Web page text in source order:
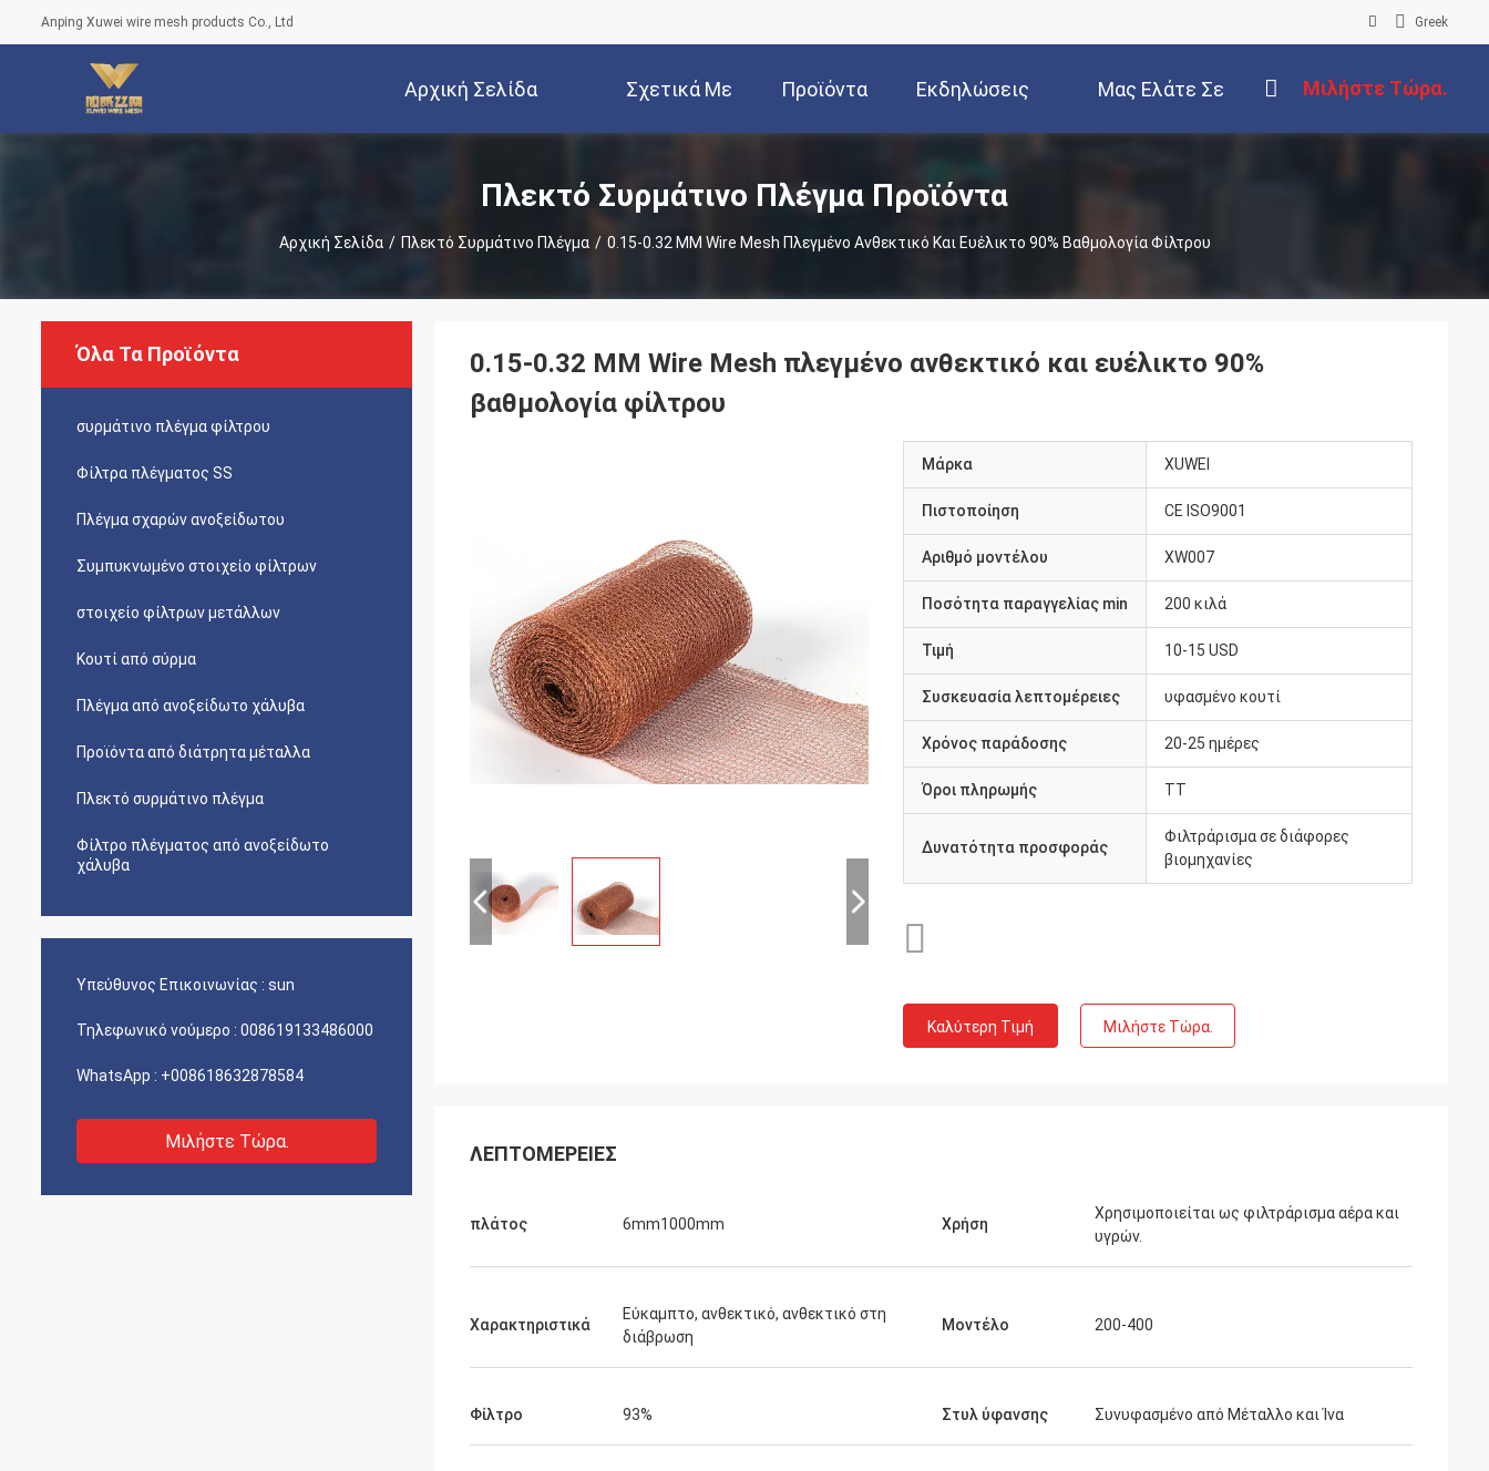
Anping Xuwei wire mesh products Co., Ltd Greek
Αρχική Σελίδα Σχετικά Με Προϊόντα Εκδηλώσεις Μας Ελάτε Σε Μιλήστε Τώρα.
Πλεκτό Συρμάτινο Πλέγμα Προϊόντα
Αρχική Σελίδα / Πλεκτό Συρμάτινο Πλέγμα / 0.15-0.32 MM Wire Mesh Πλεγμένο Ανθεκτικό Και Ευέλικτο 90% Βαθμολογία Φίλτρου
Όλα Τα Προϊόντα
συρμάτινο πλέγμα φίλτρου
Φίλτρα πλέγματος SS
Πλέγμα σχαρών ανοξείδωτου
Συμπυκνωμένο στοιχείο φίλτρων
στοιχείο φίλτρων μετάλλων
Κουτί από σύρμα
Πλέγμα από ανοξείδωτο χάλυβα
Προϊόντα από διάτρητα μέταλλα
Πλεκτό συρμάτινο πλέγμα
Φίλτρο πλέγματος από ανοξείδωτο
χάλυβα
Υπεύθυνος Επικοινωνίας : sun
Τηλεφωνικό νούμερο : 008619133486000
WhatsApp : +008618632878584
Μιλήστε Τώρα.
0.15-0.32 MM Wire Mesh πλεγμένο ανθεκτικό και ευέλικτο 90%
βαθμολογία φίλτρου
Μάρκα XUWEI
Πιστοποίηση CE ISO9001
Αριθμό μοντέλου XW007
Ποσότητα παραγγελίας min 200 κιλά
Τιμή 10-15 USD
Συσκευασία λεπτομέρειες υφασμένο κουτί
Χρόνος παράδοσης 20-25 ημέρες
Όροι πληρωμής TT
Δυνατότητα προσφοράς
Φιλτράρισμα σε διάφορες
βιομηχανίες
Καλύτερη Τιμή Μιλήστε Τώρα.
ΛΕΠΤΟΜΈΡΕΙΕΣ
πλάτος 6mm1000mm Χρήση
Χρησιμοποιείται ως φιλτράρισμα αέρα και
υγρών.
Χαρακτηριστικά
Εύκαμπτο, ανθεκτικό, ανθεκτικό στη
διάβρωση
Μοντέλο 200-400
Φίλτρο 93% Στυλ ύφανσης Συνυφασμένο από Μέταλλο και Ίνα